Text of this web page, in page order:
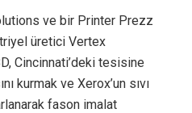
ve bir Printer Prezz
üretici Vertex
Cincinnati’deki tesisine
kurmak ve Xerox’un sıvı
fason imalat